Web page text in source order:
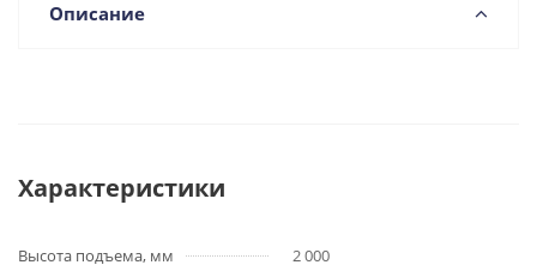
Описание
Характеристики
Высота подъема, мм
2 000